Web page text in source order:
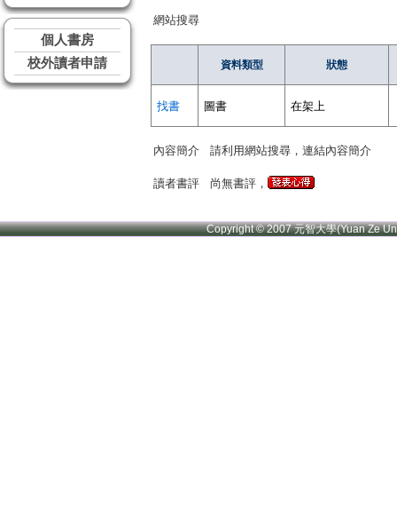
個人書房
校外讀者申請
網站搜尋
資料類型 狀態
找書 圖書 在架上
內容簡介 請利用網站搜尋，連結內容簡介
讀者書評 尚無書評，
Copyright © 2007 元智大學(Yuan Ze